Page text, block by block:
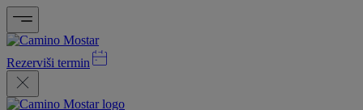
Rezerviši termin